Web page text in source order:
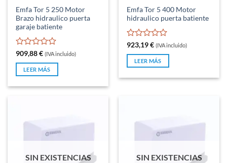
Emfa Tor 5 250 Motor
Brazo hidraulico puerta
garaje batiente
Valorado
con
de
5
909,88€ (IVA incluido)
LEER MÁS
Emfa Tor 5 400 Motor
hidraulico puerta batiente
Valorado
con
de
5
923,19€ (IVA incluido)
LEER MÁS
SIN EXISTENCIAS SIN EXISTENCIAS